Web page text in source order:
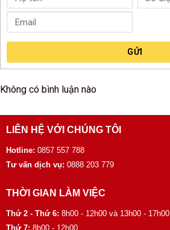
GỬI
Không có bình luận nào
LIÊN HỆ VỚI CHÚNG TÔI
Hotline: 0857 557 788
Tư vấn dịch vụ: 0888 203 779
THỜI GIAN LÀM VIỆC
Thứ 2 - Thứ 6: 8h00 - 12h00 và 13h00 - 17h00.
Thứ 7: 8h00 - 12h00.